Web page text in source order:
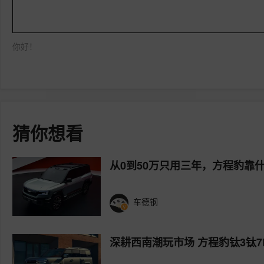
你好！
猜你想看
从0到50万只用三年，方程豹靠
车德钢
深耕西南潮玩市场 方程豹钛3钛